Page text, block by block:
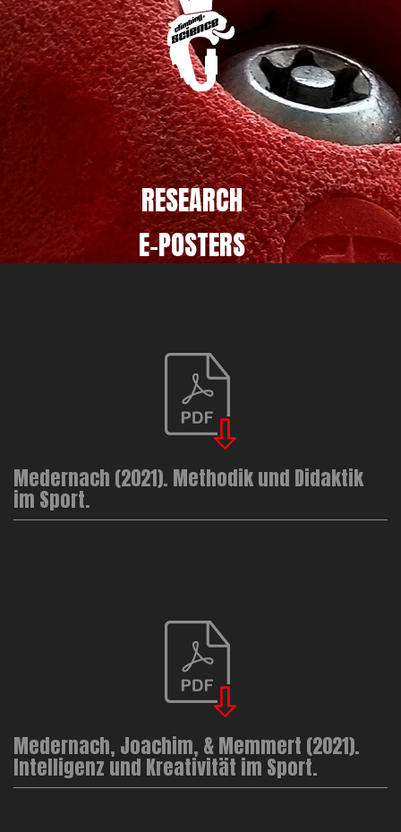
RESEARCH
E-POSTERS
Medernach (2021). Methodik und Didaktik
im Sport.
Medernach, Joachim, & Memmert (2021).
Intelligenz und Kreativität im Sport.